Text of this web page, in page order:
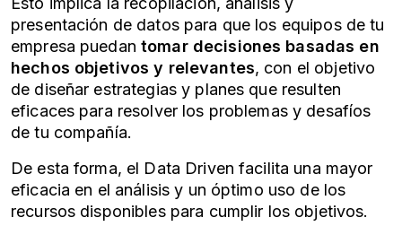
presentación de datos para que los equipos de tu
empresa puedan tomar decisiones basadas en
hechos objetivos y relevantes, con el objetivo
de diseñar estrategias y planes que resulten
eficaces para resolver los problemas y desafíos
de tu compañía.
De esta forma, el Data Driven facilita una mayor
eficacia en el análisis y un óptimo uso de los
recursos disponibles para cumplir los objetivos.